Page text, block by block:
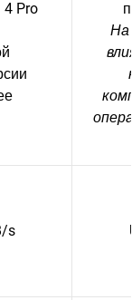
Pro
На
s